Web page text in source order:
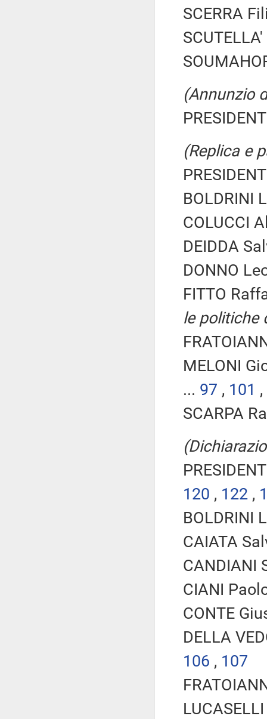
SCERRA
(Annunzio
(Replica e
BOLDRINI
COLUCCI
DEIDDA
DONNO
FITTO
le politiche
MELONI
... 97 , 101 ,
SCARPA
120 , 122 ,
BOLDRINI
CAIATA
CANDIANI
CIANI
CONTE
DELLA
106 , 107